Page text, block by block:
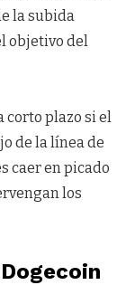
la subida
objetivo del
corto plazo si el
de la línea de
caer en picado
los